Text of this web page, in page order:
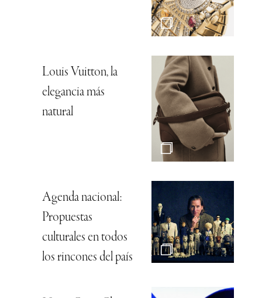
Louis Vuitton, la
elegancia más
natural
Agenda nacional:
Propuestas
culturales en todos
los rincones del país